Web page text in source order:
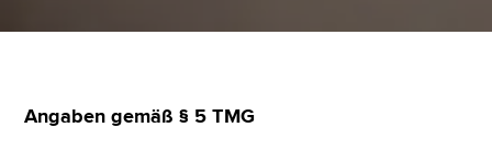
Angaben gemäß § 5 TMG